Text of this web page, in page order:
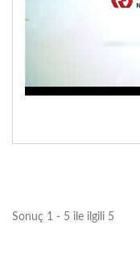
Sonuç 1 - 5 ile ilgili 5